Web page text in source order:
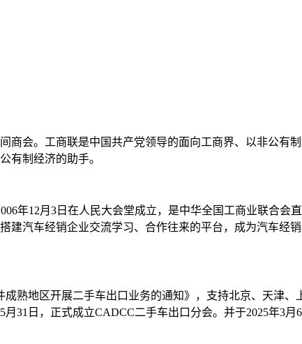
商会。工商联是中国共产党领导的面向工商界、以非公有
有制经济的助手。
年12月3日在人民大会堂成立，是中华全国工商业联合会
建汽车经销企业交流学习、合作往来的平台，成为汽车经
熟地区开展二手车出口业务的通知》，支持北京、天津
31日，正式成立CADCC二手车出口分会。并于2025年3